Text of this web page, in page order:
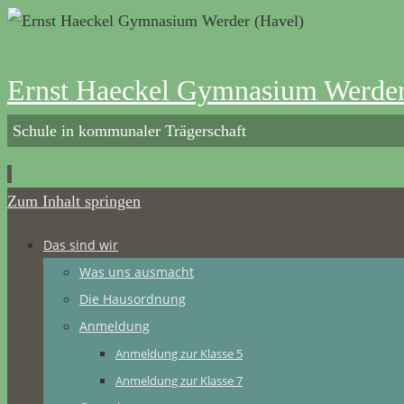
Ernst Haeckel Gymnasium
Schule in kommunaler Trägerschaft
Zum Inhalt springen
Das sind wir
Was uns ausmacht
Die Hausordnung
Anmeldung
Anmeldung zur Klasse 5
Anmeldung zur Klasse 7